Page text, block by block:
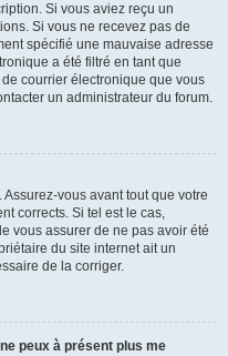
Si vous aviez reçu un
Si vous ne recevez pas de
spécifié une mauvaise adresse
a été filtré en tant que
courrier électronique que vous
un administrateur du forum.
vous avant tout que votre
corrects. Si tel est le cas,
vous assurer de ne pas avoir été
du site internet ait un
de la corriger.
peux à présent plus me